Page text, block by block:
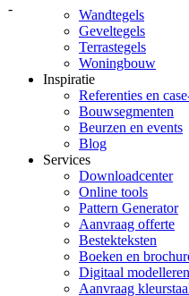
-
Wandtegels
Geveltegels
Terrastegels
Woningbouw
Inspiratie
Referenties en
Bouwsegmenten
Beurzen en events
Blog
Services
Downloadcenter
Online tools
Pattern Generator
Aanvraag offerte
Bestekteksten
Boeken en
Digitaal modelleren
Aanvraag